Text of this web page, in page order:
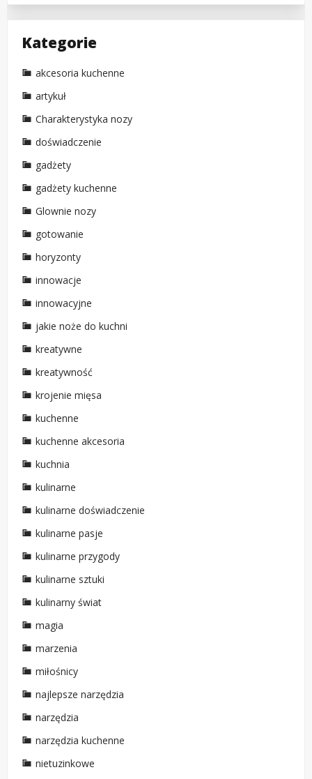
Kategorie
akcesoria kuchenne
artykuł
Charakterystyka nozy
doświadczenie
gadżety
gadżety kuchenne
Glownie nozy
gotowanie
horyzonty
innowacje
innowacyjne
jakie noże do kuchni
kreatywne
kreatywność
krojenie mięsa
kuchenne
kuchenne akcesoria
kuchnia
kulinarne
kulinarne doświadczenie
kulinarne pasje
kulinarne przygody
kulinarne sztuki
kulinarny świat
magia
marzenia
miłośnicy
najlepsze narzędzia
narzędzia
narzędzia kuchenne
nietuzinkowe